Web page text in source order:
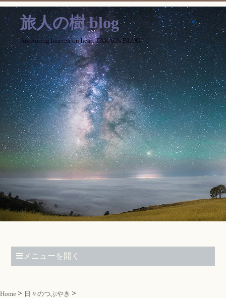
旅人の樹 blog
Anchoring heaven on heart TAKAO's BLOG
メニューを開く
Home 日々のつぶやき